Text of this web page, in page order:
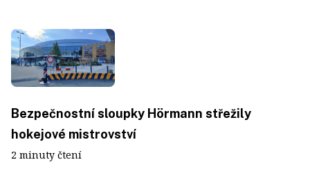
Bezpečnostní sloupky Hörmann střežily
hokejové mistrovství
2 minuty čtení